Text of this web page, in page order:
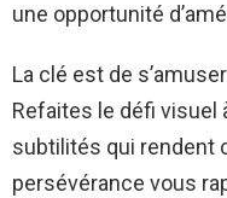
une opportunité
La clé est de
Refaites le défi visuel
subtilités qui rendent
persévérance vous